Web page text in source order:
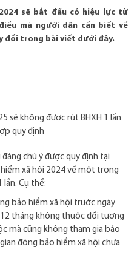
sẽ bắt đầu có hiệu lực từ
mà người dân cần biết về
đổi trong bài viết dưới đây.
sẽ không được rút BHXH 1 lần
quy định
chú ý được quy định tại
xã hội 2024 về một trong
lần. Cụ thể:
bảo hiểm xã hội trước ngày
tháng không thuộc đối tượng
mà cũng không tham gia bảo
đóng bảo hiểm xã hội chưa